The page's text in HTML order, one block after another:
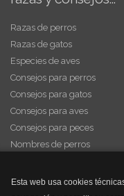
Esta web usa cookies
Razas de perros
Razas de gatos
Especies de aves
Consejos para perros
Consejos para gatos
Consejos para aves
Consejos para peces
Nombres de perros